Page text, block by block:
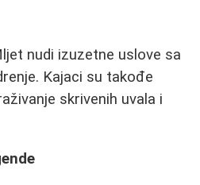
nudi izuzetne uslove sa
Kajaci su takođe
skrivenih uvala i